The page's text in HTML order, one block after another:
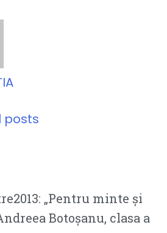
posts
„Pentru minte şi
Botoșanu, clasa a